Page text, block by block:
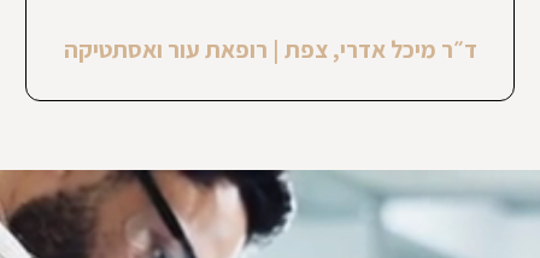
ד״ר מיכל אדרי, צפת | רופאת עור ואסתטיקה